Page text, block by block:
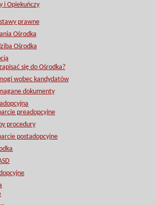
i Opiekuńczy
prawne
Ośrodka
Ośrodka
się do Ośrodka?
wobec kandydatów
dokumenty
preadopcyjne
procedury
postadopcyjne